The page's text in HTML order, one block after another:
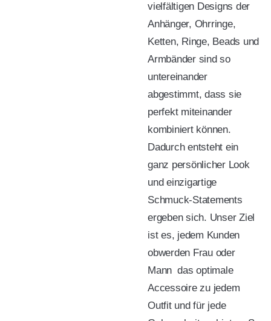
vielfältigen Designs der
Anhänger, Ohrringe,
Ketten, Ringe, Beads und
Armbänder sind so
untereinander
abgestimmt, dass sie
perfekt miteinander
kombiniert können.
Dadurch entsteht ein
ganz persönlicher Look
und einzigartige
Schmuck-Statements
ergeben sich. Unser Ziel
ist es, jedem Kunden 
obwerden Frau oder
Mann  das optimale
Accessoire zu jedem
Outfit und für jede